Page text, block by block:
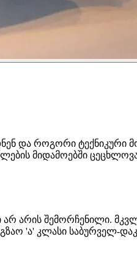
და როგორი ტექნიკური
მიდამოებში
არ არის შემორჩენილი.
'ა' კლასი საბურველ-